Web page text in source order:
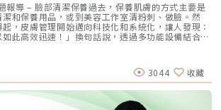
報導 – 臉部清潔保養過去，保養肌膚的方式主要是
和保養用品，或到美容工作室清粉刺、做臉。然
，皮膚管理開始邁向科技化和系統化，讓人發現：
如此高效迅速！」換句話說，透過多功能設備結合各
進行全方位的皮膚清潔與煥新，儼然已是當今的一大
喜愛的煥膚領導品牌『HydraFacial海菲秀』真實
用專利渦漩注入技術，透過各種端頭與多款精華液，
潔毛孔、注入精華液護理之經典3步驟，提供具彈
層清潔肌膚，又可改善細紋、色素沉澱、毛孔粗大
；新一代的旗艦機種『HydraFacial Syndeo』更
配方，並將系統全面自動化。市場另一款熱門護膚設
3044 收藏